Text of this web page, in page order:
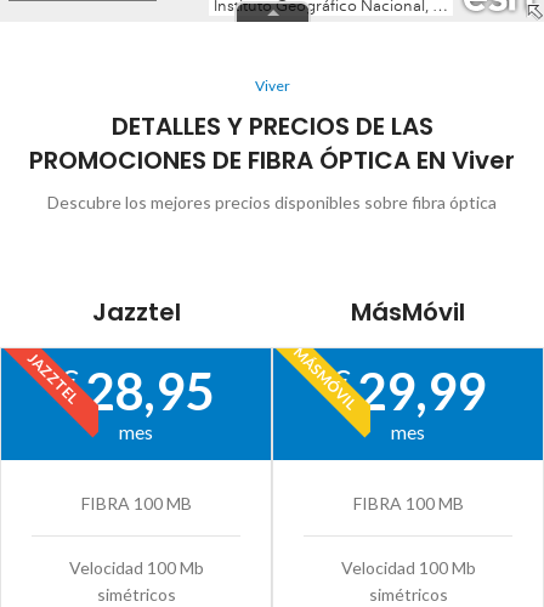
Viver
DETALLES Y PRECIOS DE LAS
PROMOCIONES DE FIBRA ÓPTICA EN Viver
Descubre los mejores precios disponibles sobre fibra óptica
Jazztel
JAZZTEL
€28,95
mes
FIBRA 100 MB
Velocidad 100 Mb
simétricos
MásMóvil
MÁSMÓVIL
€29,99
mes
FIBRA 100 MB
Velocidad 100 Mb
simétricos